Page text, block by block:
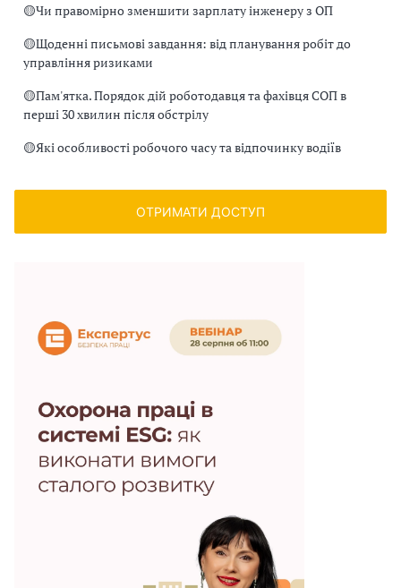
🟡Чи правомірно зменшити зарплату інженеру з ОП
🟡Щоденні письмові завдання: від планування робіт до
управління ризиками
🟡Пам'ятка. Порядок дій роботодавця та фахівця СОП в
перші 30 хвилин після обстрілу
🟡Які особливості робочого часу та відпочинку водіїв
ОТРИМАТИ ДОСТУП